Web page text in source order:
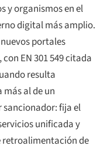
y organismos en el
digital más amplio.
portales
, con EN 301 549 citada
resulta
más al de un
fija el
unificada y
retroalimentación de